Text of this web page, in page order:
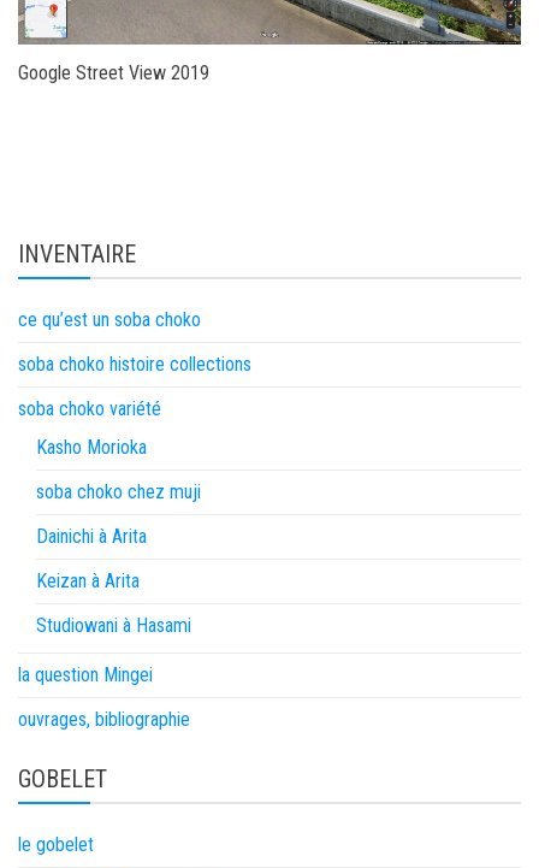
Google Street View 2019
INVENTAIRE
ce qu’est un soba choko
soba choko histoire collections
soba choko variété
Kasho Morioka
soba choko chez muji
Dainichi à Arita
Keizan à Arita
Studiowani à Hasami
la question Mingei
ouvrages, bibliographie
GOBELET
le gobelet